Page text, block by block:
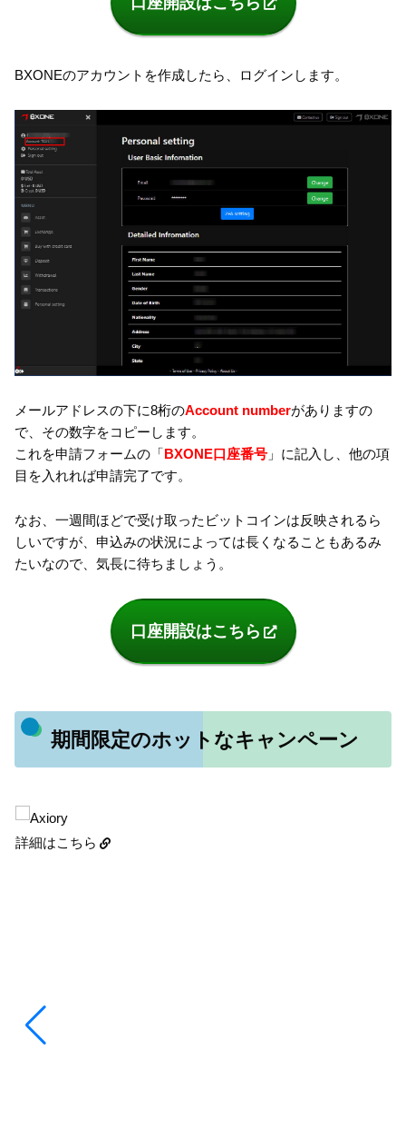
BXONEのアカウントを作成したら、ログインします。
メールアドレスの下に8桁のAccount numberがありますの
で、その数字をコピーします。
これを申請フォームの「BXONE口座番号 」に記入し、他の項
目を入れれば申請完了です。
なお、一週間ほどで受け取ったビットコインは反映されるら
しいですが、申込みの状況によっては長くなることもあるみ
たいなので、気長に待ちましょう。
口座開設はこちら
期間限定のホットなキャンペーン
詳細はこちら